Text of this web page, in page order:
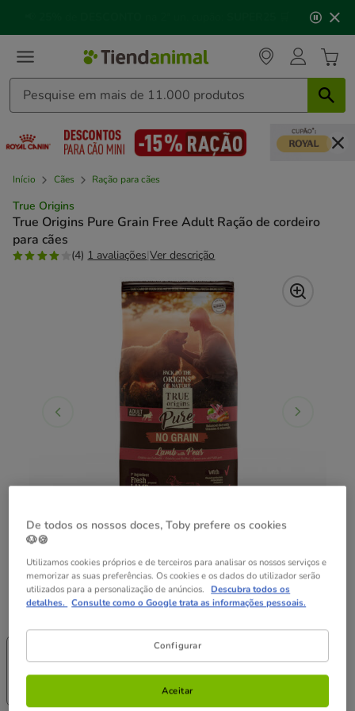
mensagem,
Início Cães Ração para cães
True Origins
True Origins Pure Grain Free Adult Ração de cordeiro
para cães
(4) 1 avaliações|Ver descrição
Peso:12 kg
3 kg
-25% na 2ª
25.95€
12 kg
-25% na 2ª
un.
65.99€
(5.50€ / kg)
De todos os nossos doces, Toby prefere os cookies
🐶🍪
Utilizamos cookies próprios e de terceiros para analisar os nossos serviços e
memorizar as suas preferências. Os cookies e os dados do utilizador serão
utilizados para a personalização de anúncios. Descubra todos os
detalhes. Consulte como o Google trata as informações pessoais.
Configurar
Aceitar